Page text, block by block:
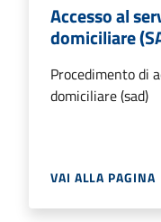
Accesso al
domiciliare
Procedimento di
domiciliare (sad)
VAI ALLA PAGINA